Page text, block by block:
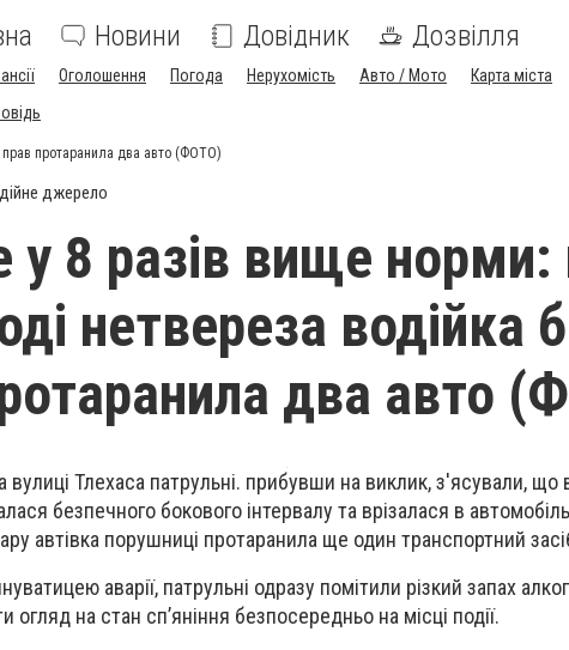
Новини Довідник Дозвілля
Оголошення Погода Нерухомість Авто / Мото Карта міста
прав протаранила два авто (ФОТО)
джерело
8 разів вище норми:
нетвереза водійка
два авто
вулиці Тлехаса патрульні. прибувши на виклик, з'ясували, що
безпечного бокового інтервалу та врізалася в
автівка порушниці протаранила ще один транспортний
аварії, патрульні одразу помітили різкий запах
огляд на стан сп’яніння безпосередньо на місці події.